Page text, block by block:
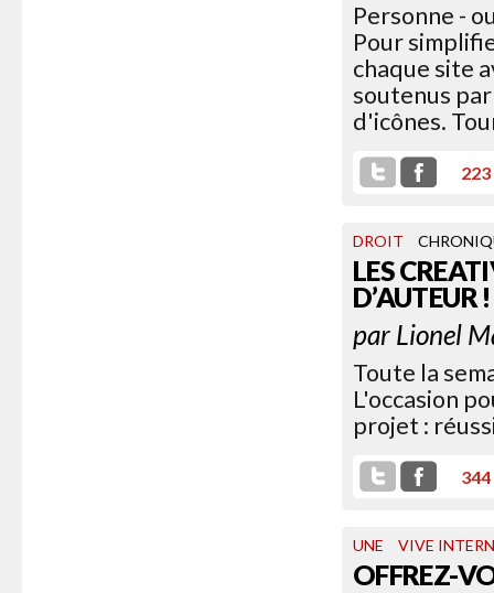
Personne -
Pour
chaque site
soutenus
d'icônes.
223
DROIT
LES
D’AUTEUR !
par Lionel
Toute la
L'occasion
projet :
344
UNE VIVE
OFFREZ-